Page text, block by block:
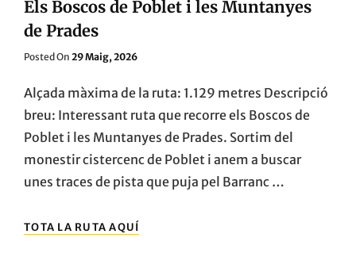
Els Boscos de Poblet i les Muntanyes
de Prades
Posted On Posted
29 Maig, 2026
Alçada màxima de la ruta: 1.129 metres Descripció
breu: Interessant ruta que recorre els Boscos de
Poblet i les Muntanyes de Prades. Sortim del
monestir cistercenc de Poblet i anem a buscar
unes traces de pista que puja pel Barranc …
TOTA LA RUTA AQUÍ
BOSCOS